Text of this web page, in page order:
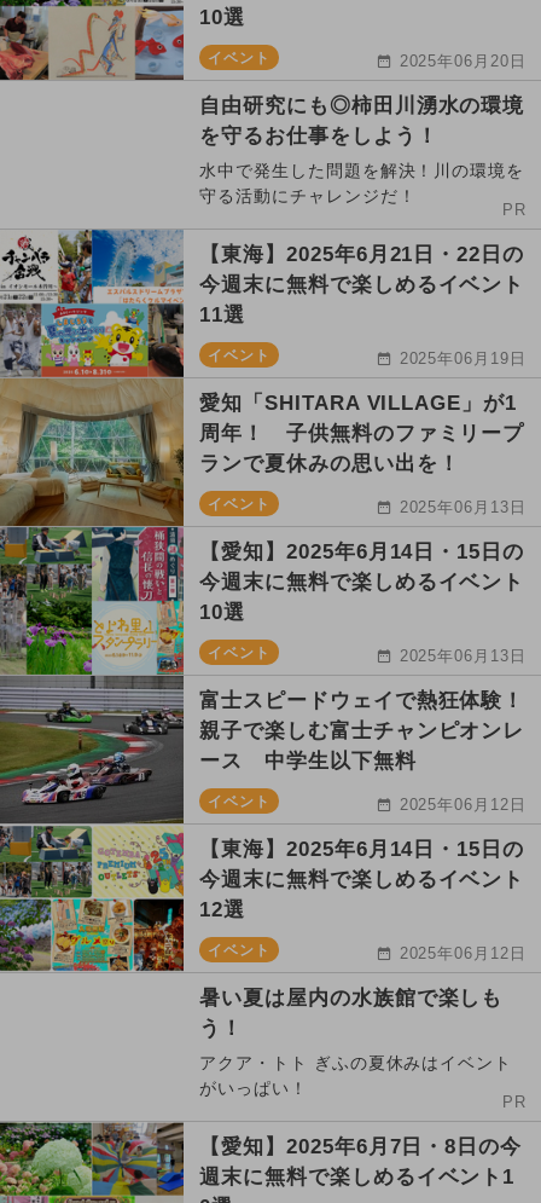
10選
イベント 2025年06月20日
自由研究にも◎柿田川湧水の環境
を守るお仕事をしよう！
水中で発生した問題を解決！川の環境を
守る活動にチャレンジだ！
PR
【東海】2025年6月21日・22日の
今週末に無料で楽しめるイベント
11選
イベント 2025年06月19日
愛知「SHITARA VILLAGE」が1
周年！ 子供無料のファミリープ
ランで夏休みの思い出を！
イベント 2025年06月13日
【愛知】2025年6月14日・15日の
今週末に無料で楽しめるイベント
10選
イベント 2025年06月13日
富士スピードウェイで熱狂体験！
親子で楽しむ富士チャンピオンレ
ース 中学生以下無料
イベント 2025年06月12日
【東海】2025年6月14日・15日の
今週末に無料で楽しめるイベント
12選
イベント 2025年06月12日
暑い夏は屋内の水族館で楽しも
う！
アクア・トト ぎふの夏休みはイベント
がいっぱい！
PR
【愛知】2025年6月7日・8日の今
週末に無料で楽しめるイベント1